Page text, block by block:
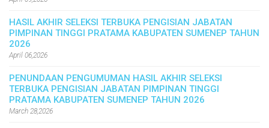
HASIL AKHIR SELEKSI TERBUKA PENGISIAN JABATAN
PIMPINAN TINGGI PRATAMA KABUPATEN SUMENEP TAHUN
2026
April 06,2026
PENUNDAAN PENGUMUMAN HASIL AKHIR SELEKSI
TERBUKA PENGISIAN JABATAN PIMPINAN TINGGI
PRATAMA KABUPATEN SUMENEP TAHUN 2026
March 28,2026